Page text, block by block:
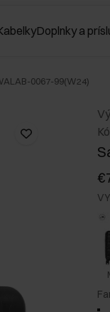
Doplnky a
0067-99(W24)